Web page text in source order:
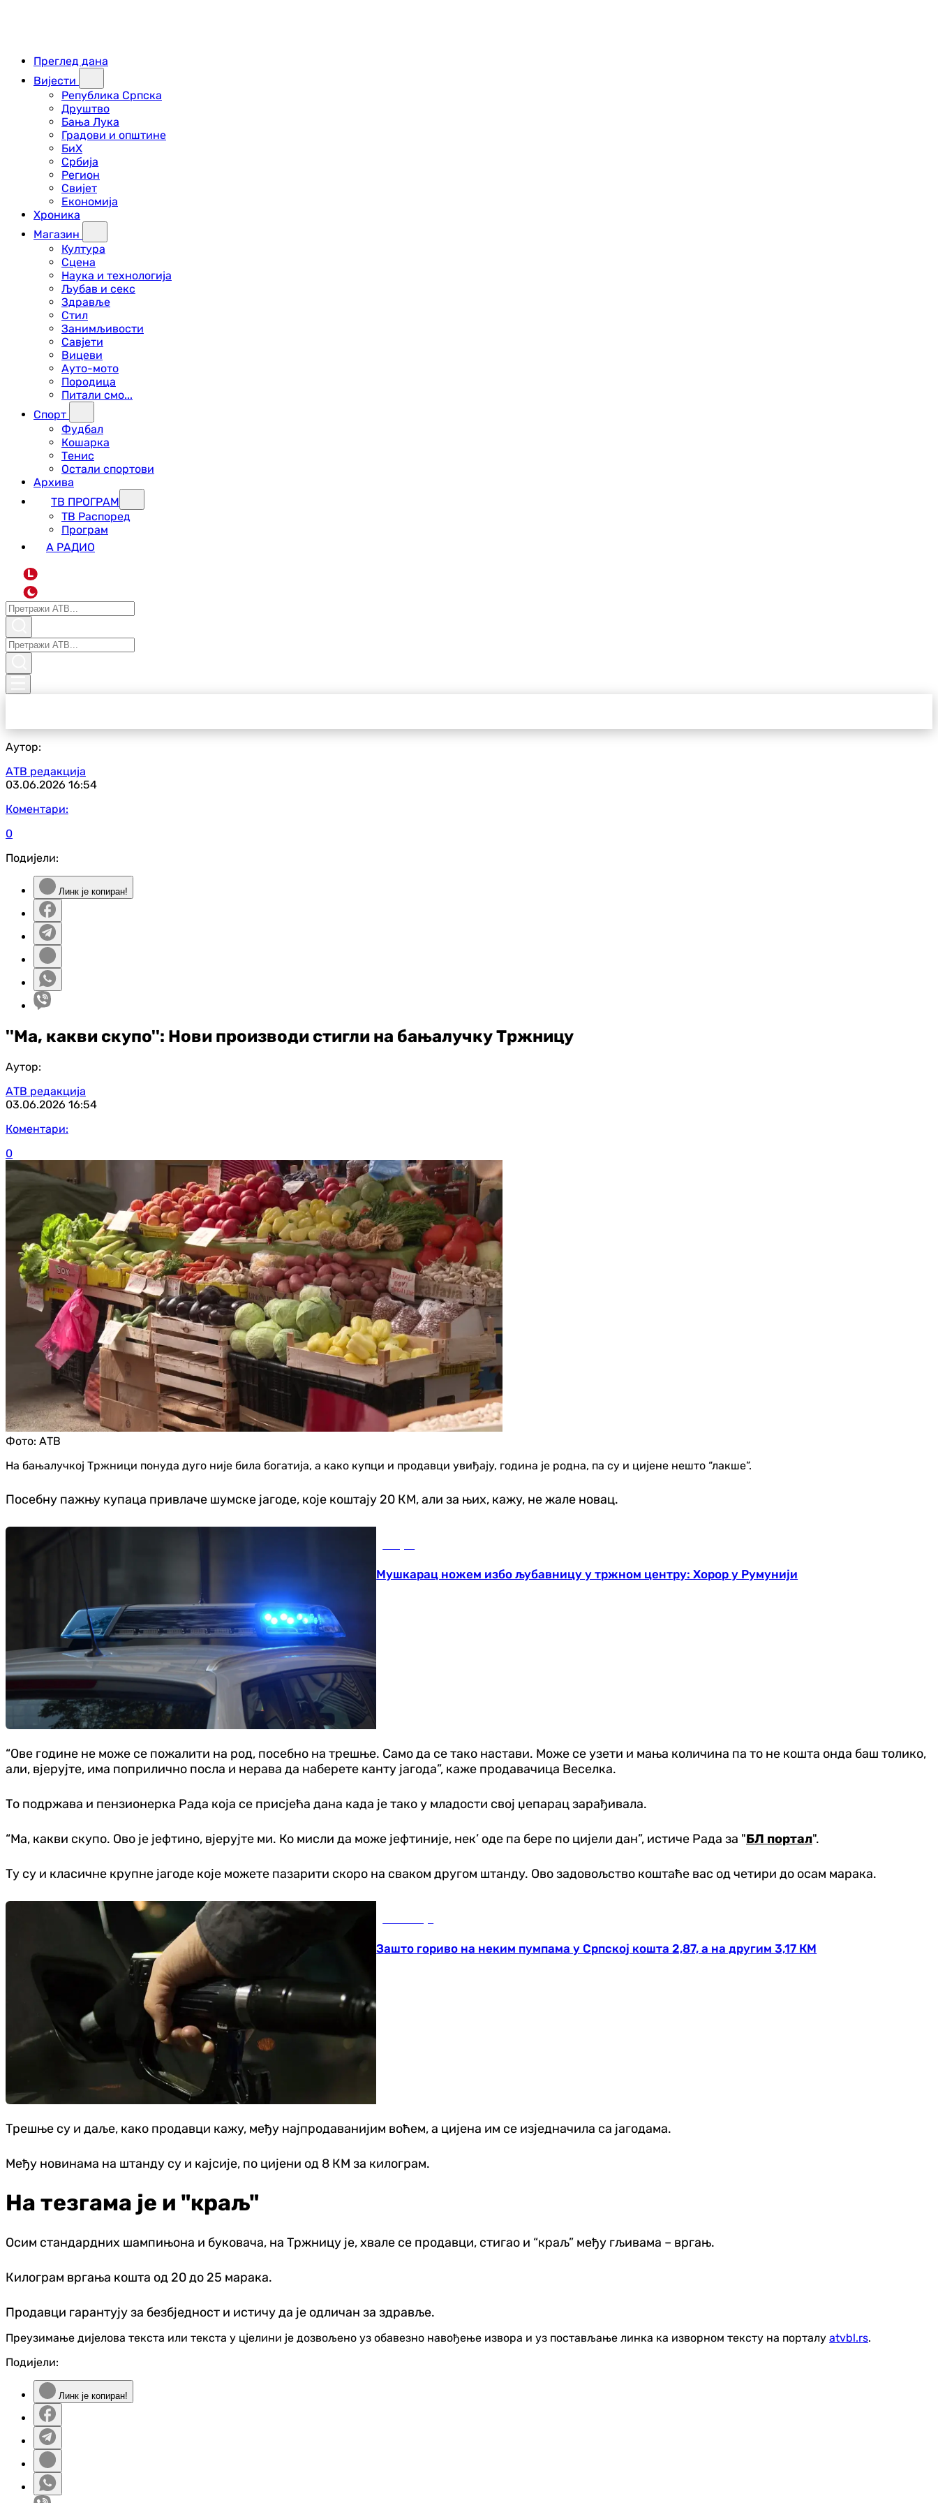
Преглед дана
Вијести
Република Српска
Друштво
Бања Лука
Градови и општине
БиХ
Србија
Регион
Свијет
Економија
Хроника
Магазин
Култура
Сцена
Наука и технологија
Љубав и секс
Здравље
Стил
Занимљивости
Савјети
Вицеви
Ауто-мото
Породица
Питали смо...
Спорт
Фудбал
Кошарка
Тенис
Остали спортови
Архива
ТВ ПРОГРАМ
ТВ Распоред
Програм
А РАДИО
L
Аутор:
АТВ редакција
03.06.2026 16:54
Коментари:
0
Подијели:
Линк је копиран!
''Ма, какви скупо'': Нови производи стигли на бањалучку Тржницу
Аутор:
АТВ редакција
03.06.2026 16:54
Коментари:
0
Фото: АТВ
На бањалучкој Тржници понуда дуго није била богатија, а како купци и продавци увиђају, година је родна, па су и цијене нешто “лакше”.
Посебну пажњу купаца привлаче шумске јагоде, које коштају 20 КМ, али за њих, кажу, не жале новац.
Мушкарац ножем избо љубавницу у тржном центру: Хорор у Румунији
“Ове године не може се пожалити на род, посебно на трешње. Само да се тако настави. Може се узети и мања количина па то не кошта онда баш толико,
али, вјерујте, има поприлично посла и нерава да наберете канту јагода”, каже продавачица Веселка.
То подржава и пензионерка Рада која се присјећа дана када је тако у младости свој џепарац зарађивала.
“Ма, какви скупо. Ово је јефтино, вјерујте ми. Ко мисли да може јефтиније, нек’ оде па бере по цијели дан”, истиче Рада за "БЛ портал".
Ту су и класичне крупне јагоде које можете пазарити скоро на сваком другом штанду. Ово задовољство коштаће вас од четири до осам марака.
Зашто гориво на неким пумпама у Српској кошта 2,87, а на другим 3,17 КМ
Трешње су и даље, како продавци кажу, међу најпродаванијим воћем, а цијена им се изједначила са јагодама.
Међу новинама на штанду су и кајсије, по цијени од 8 КМ за килограм.
На тезгама је и "краљ"
Осим стандардних шампињона и буковача, на Тржницу је, хвале се продавци, стигао и “краљ” међу гљивама – вргањ.
Килограм вргања кошта од 20 до 25 марака.
Продавци гарантују за безбједност и истичу да је одличан за здравље.
Преузимање дијелова текста или текста у цјелини је дозвољено уз обавезно навођење извора и уз постављање линка ка изворном тексту на порталу atvbl.rs.
Подијели:
Линк је копиран!